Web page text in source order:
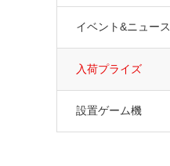
イベント&ニュース
入荷プライズ
設置ゲーム機